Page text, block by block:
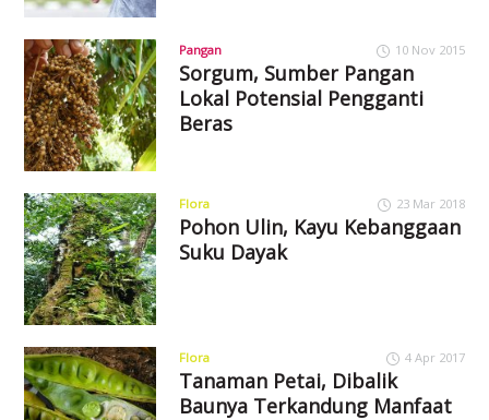
Pangan 10 Nov 2015
Sorgum, Sumber Pangan
Lokal Potensial Pengganti
Beras
Flora 23 Mar 2018
Pohon Ulin, Kayu Kebanggaan
Suku Dayak
Flora 4 Apr 2017
Tanaman Petai, Dibalik
Baunya Terkandung Manfaat